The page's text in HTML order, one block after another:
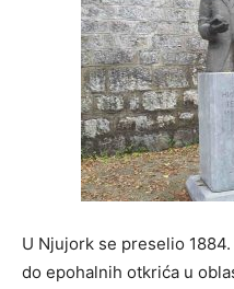
U Njujork se preselio
do epohalnih otkrića u